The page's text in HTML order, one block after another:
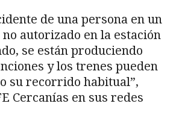
de una persona en un
autorizado en la estación
se están produciendo
y los trenes pueden
su recorrido habitual”,
Cercanías en sus redes